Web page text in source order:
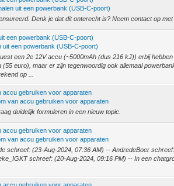
uit een powerbank (USB-C-poort)
Denk je dat dit onterecht is? Neem contact op
een powerbank (USB-C-poort)
uit een powerbank (USB-C-poort)
een 2e 12V accu (~5000mAh (dus 216 kJ)) erbij
(55 euro), maar er zijn tegenwoordig ook allemaal
op ...
accu gebruiken voor apparaten
van accu gebruiken voor apparaten
duidelijk formuleren in een nieuw topic.
accu gebruiken voor apparaten
van accu gebruiken voor apparaten
schreef: (23-Aug-2024, 07:36 AM) -- AndredeBoer
schreef: (20-Aug-2024, 09:16 PM) -- In een